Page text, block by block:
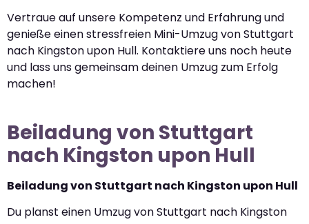
Vertraue auf unsere Kompetenz und Erfahrung und
genieße einen stressfreien Mini-Umzug von Stuttgart
nach Kingston upon Hull. Kontaktiere uns noch heute
und lass uns gemeinsam deinen Umzug zum Erfolg
machen!
Beiladung von Stuttgart
nach Kingston upon Hull
Beiladung von Stuttgart nach Kingston upon Hull
Du planst einen Umzug von Stuttgart nach Kingston